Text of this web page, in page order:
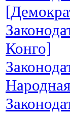
Конго]